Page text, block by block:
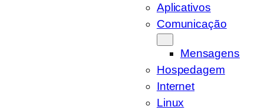
Aplicativos
Comunicação
Mensagens
Hospedagem
Internet
Linux